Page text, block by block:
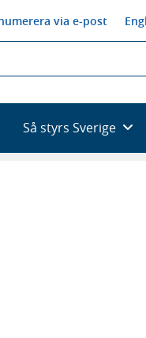
via e-post
Så styrs Sverige